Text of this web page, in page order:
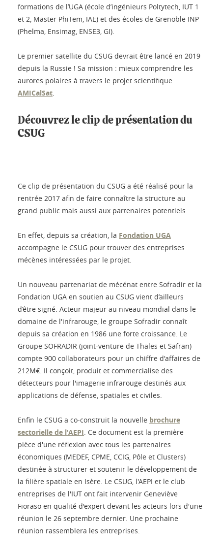
formations de l’UGA (école d’ingénieurs Poltytech, IUT 1
et 2, Master PhiTem, IAE) et des écoles de Grenoble INP
(Phelma, Ensimag, ENSE3, GI).
Le premier satellite du CSUG devrait être lancé en 2019
depuis la Russie ! Sa mission : mieux comprendre les
aurores polaires à travers le projet scientifique
AMICalSat.
Découvrez le clip de présentation du
CSUG
Ce clip de présentation du CSUG a été réalisé pour la
rentrée 2017 afin de faire connaître la structure au
grand public mais aussi aux partenaires potentiels.
En effet, depuis sa création, la Fondation UGA
accompagne le CSUG pour trouver des entreprises
mécènes intéressées par le projet.
Un nouveau partenariat de mécénat entre Sofradir et la
Fondation UGA en soutien au CSUG vient d’ailleurs
d’être signé. Acteur majeur au niveau mondial dans le
domaine de l'infrarouge, le groupe Sofradir connaît
depuis sa création en 1986 une forte croissance. Le
Groupe SOFRADIR (joint-venture de Thales et Safran)
compte 900 collaborateurs pour un chiffre d'affaires de
212M€. Il conçoit, produit et commercialise des
détecteurs pour l'imagerie infrarouge destinés aux
applications de défense, spatiales et civiles.
Enfin le CSUG a co-construit la nouvelle brochure
sectorielle de l'AEPI. Ce document est la première
pièce d'une réflexion avec tous les partenaires
économiques (MEDEF, CPME, CCIG, Pôle et Clusters)
destinée à structurer et soutenir le développement de
la filière spatiale en Isère. Le CSUG, l'AEPI et le club
entreprises de l'IUT ont fait intervenir Geneviève
Fioraso en qualité d'expert devant les acteurs lors d'une
réunion le 26 septembre dernier. Une prochaine
réunion rassemblera les entreprises.